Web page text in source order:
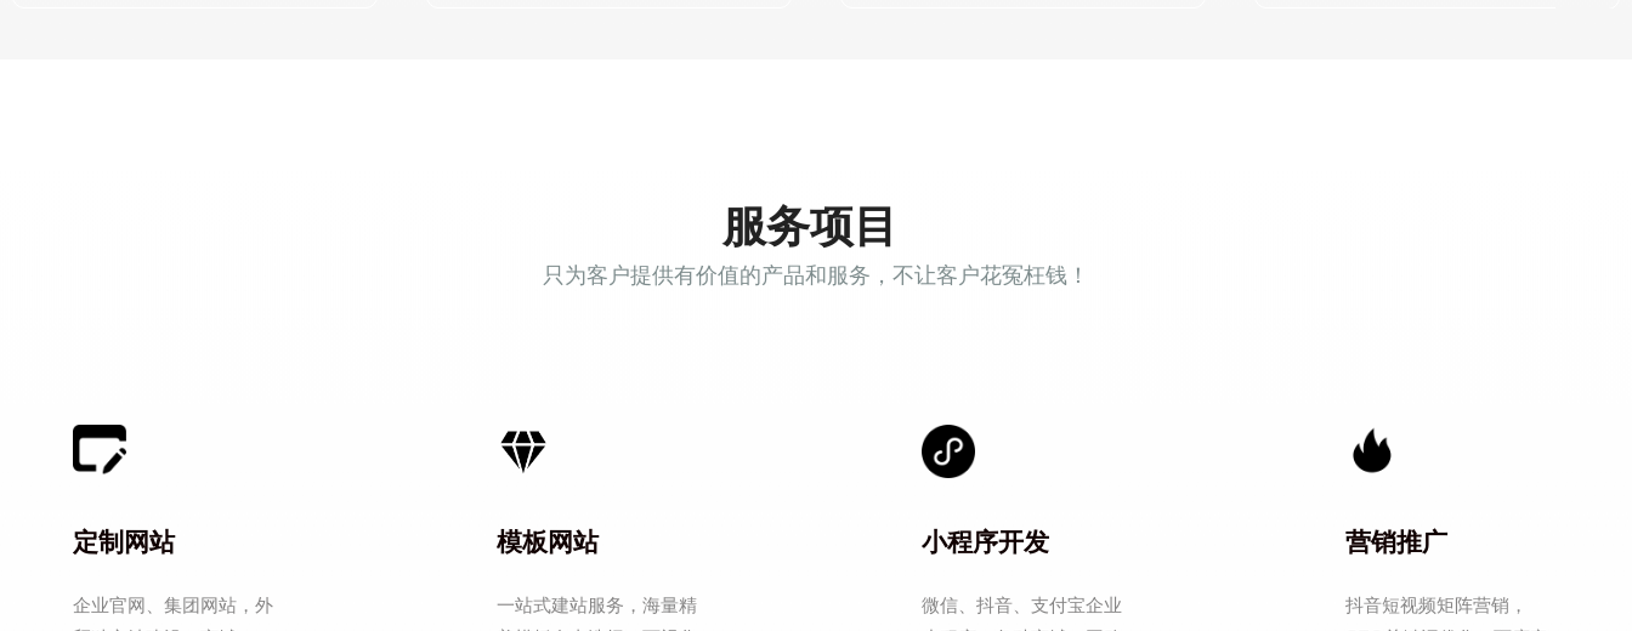
服务项目
只为客户提供有价值的产品和服务，不让客户花冤枉钱！
定制网站
企业官网、集团网站，外
模板网站
一站式建站服务，海量精
小程序开发
微信、抖音、支付宝企业
营销推广
抖音短视频矩阵营销，